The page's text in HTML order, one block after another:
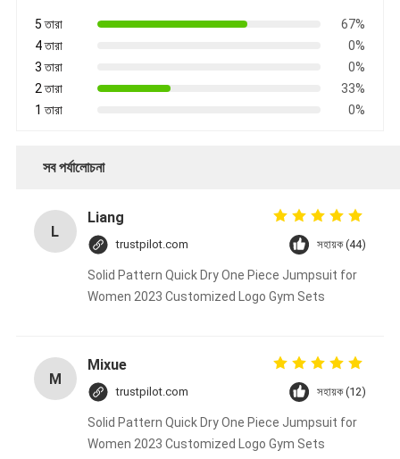
5 তারা
67%
4 তারা
0%
3 তারা
0%
2 তারা
33%
1 তারা
0%
সব পর্যালোচনা
L
Liang
trustpilot.com সহায়ক (44)
Solid Pattern Quick Dry One Piece Jumpsuit for
Women 2023 Customized Logo Gym Sets
M
Mixue
trustpilot.com সহায়ক (12)
Solid Pattern Quick Dry One Piece Jumpsuit for
Women 2023 Customized Logo Gym Sets